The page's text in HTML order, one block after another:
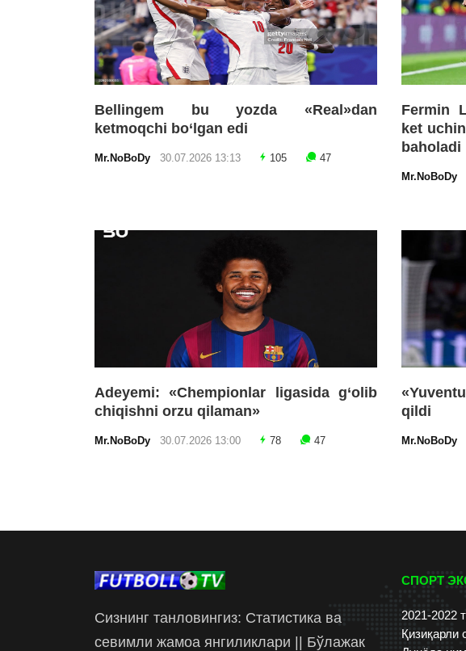
Bellingem bu yozda «Real»dan
ketmoqchi bo‘lgan edi
Mr.NoBoDy 30.07.2026 13:13 105 47
Fermin
ket
baholadi
Mr.NoBoDy
Adeyemi: «Chempionlar ligasida g‘olib
chiqishni orzu qilaman»
Mr.NoBoDy 30.07.2026 13:00 78 47
qildi
Mr.NoBoDy
Сизнинг танловингиз: Статистика ва
севимли жамоа янгиликлари || Бўлажак
СПОРТ
2021-2022
Қизиқарли